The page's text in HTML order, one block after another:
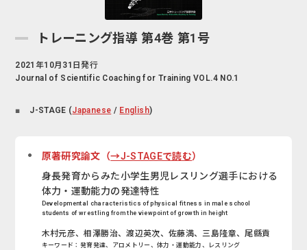
トレーニング指導 第4巻 第1号
2021年10月31日発行
Journal of Scientific Coaching for Training VOL.4 NO.1
J-STAGE (Japanese / English)
原著研究論文（→J-STAGEで読む）
身長発育からみた小学生男児レスリング選手における
体力・運動能力の発達特性
Developmental characteristics of physical fitness in male school
students of wrestling from the viewpoint of growth in height
木村元彦、相澤勝治、渡辺英次、佐藤満、三島隆章、尾縣貢
キーワード：発育発達、アロメトリー、体力・運動能力、レスリング